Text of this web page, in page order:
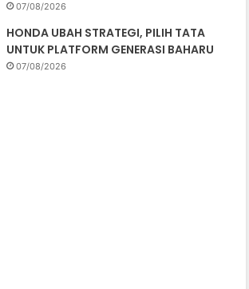
07/08/2026
HONDA UBAH STRATEGI, PILIH TATA
UNTUK PLATFORM GENERASI BAHARU
07/08/2026